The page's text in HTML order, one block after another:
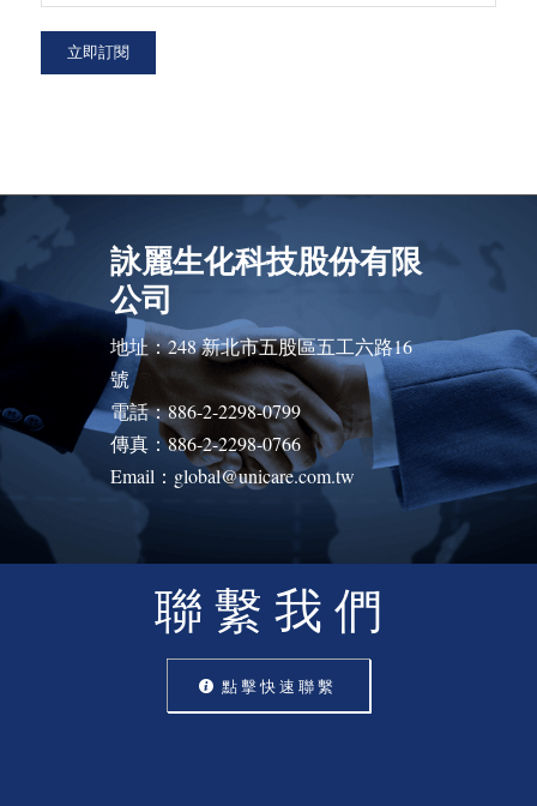
詠麗生化科技股份有限
公司
地址：248 新北市五股區五工六路16
號
電話：886-2-2298-0799
傳真：886-2-2298-0766
Email：global@unicare.com.tw
聯 繫 我 們
點 擊 快 速 聯 繫